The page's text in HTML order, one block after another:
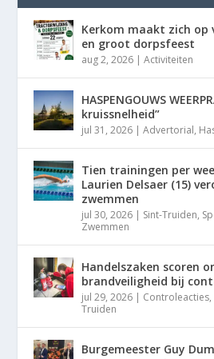
Kerkom maakt zich
en groot dorpsfeest
aug 2, 2026 |Activiteiten
HASPENGOUWS
kruissnelheid”
jul 31, 2026 |Advertorial,
Tien trainingen per
Laurien Delsaer (15)
zwemmen
jul 30, 2026 | Sint-Truiden,
Zwemmen
Handelszaken scoren
brandveiligheid bij
jul 29, 2026 | Controleacties,
Truiden
Burgemeester Guy